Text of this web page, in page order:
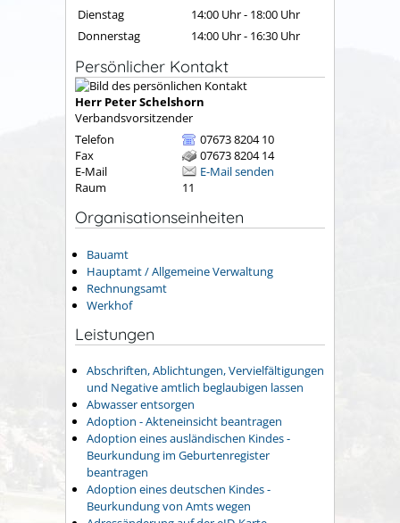
Dienstag
14:00 Uhr- 18:00 Uhr
Donnerstag
14:00 Uhr- 16:30 Uhr
Persönlicher Kontakt
Herr PeterSchelshorn
Verbandsvorsitzender
Telefon
07673 8204 10
Fax
07673 8204 14
E-Mail
E-Mail senden
Raum
11
Organisationseinheiten
Bauamt
Hauptamt / Allgemeine Verwaltung
Rechnungsamt
Werkhof
Leistungen
Abschriften, Ablichtungen, Vervielfältigungen
und Negative amtlich beglaubigen lassen
Abwasser entsorgen
Adoption - Akteneinsicht beantragen
Adoption eines ausländischen Kindes -
Beurkundung im Geburtenregister
beantragen
Adoption eines deutschen Kindes -
Beurkundung von Amts wegen